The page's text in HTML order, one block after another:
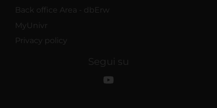
Back office Area - dbErw
MyUnivr
Privacy policy
Segui su